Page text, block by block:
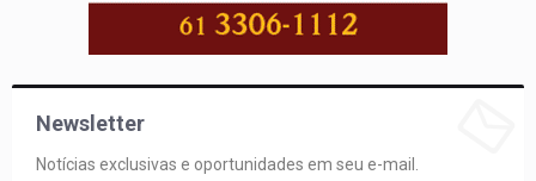
Newsletter
Notícias exclusivas e oportunidades em seu e-mail.